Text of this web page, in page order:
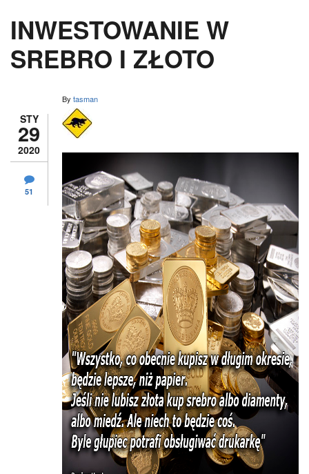
INWESTOWANIE W
SREBRO I ZŁOTO
STY
29
2020
51
By tasman